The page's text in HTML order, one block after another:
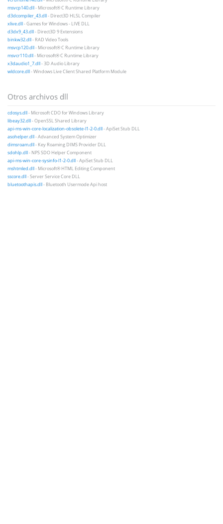
msvcp140.dll- Microsoft® C Runtime Library
d3dcompiler_43.dll- Direct3D HLSL Compiler
xlive.dll- Games for Windows - LIVE DLL
d3dx9_43.dll- Direct3D 9 Extensions
binkw32.dll- RAD Video Tools
msvcp120.dll- Microsoft® C Runtime Library
msvcr110.dll- Microsoft® C Runtime Library
x3daudio1_7.dll- 3D Audio Library
wldcore.dll- Windows Live Client Shared Platform Module
Otros archivos dll
cdosys.dll- Microsoft CDO for Windows Library
libeay32.dll- OpenSSL Shared Library
api-ms-win-core-localization-obsolete-l1-2-0.dll- ApiSet Stub DLL
asohelper.dll- Advanced System Optimizer
dimsroam.dll- Key Roaming DIMS Provider DLL
sdohlp.dll- NPS SDO Helper Component
api-ms-win-core-sysinfo-l1-2-0.dll- ApiSet Stub DLL
mshtmled.dll- Microsoft® HTML Editing Component
sscore.dll- Server Service Core DLL
bluetoothapis.dll- Bluetooth Usermode Api host